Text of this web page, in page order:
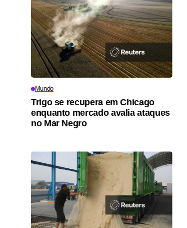
Mundo
Trigo se recupera em Chicago
enquanto mercado avalia ataques
no Mar Negro